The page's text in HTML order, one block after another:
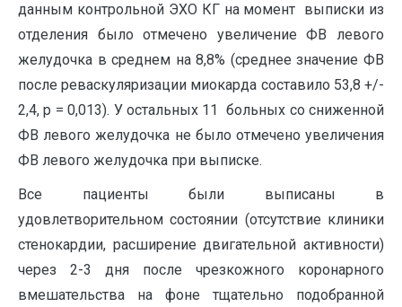
данным контрольной ЭХО КГ на момент выписки из
отделения было отмечено увеличение ФВ левого
желудочка в среднем на 8,8% (среднее значение ФВ
после реваскуляризации миокарда составило 53,8 +/-
2,4, р = 0,013). У остальных 11 больных со сниженной
ФВ левого желудочка не было отмечено увеличения
ФВ левого желудочка при выписке.
Все пациенты были выписаны в
удовлетворительном состоянии (отсутствие клиники
стенокардии, расширение двигательной активности)
через 2-3 дня после чрезкожного коронарного
вмешательства на фоне тщательно подобранной